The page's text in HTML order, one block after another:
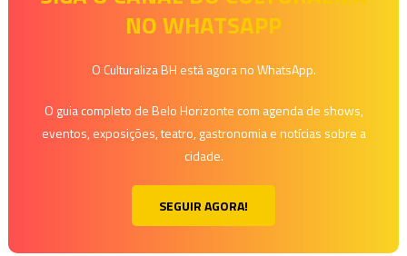
NO WHATSAPP
O Culturaliza BH está agora no WhatsApp.
O guia completo de Belo Horizonte com agenda de shows,
eventos, exposições, teatro, gastronomia e notícias sobre a
cidade.
SEGUIR AGORA!